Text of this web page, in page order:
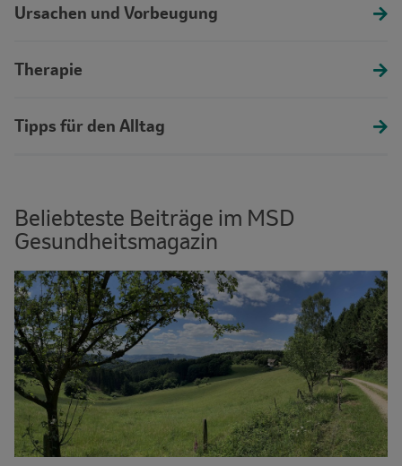
Ursachen und Vorbeugung
Therapie
Tipps für den Alltag
Beliebteste Beiträge im MSD
Gesundheitsmagazin